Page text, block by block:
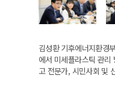
김성환 기후에너지환경
에서 미세플라스틱 관리
고 전문가, 시민사회 및